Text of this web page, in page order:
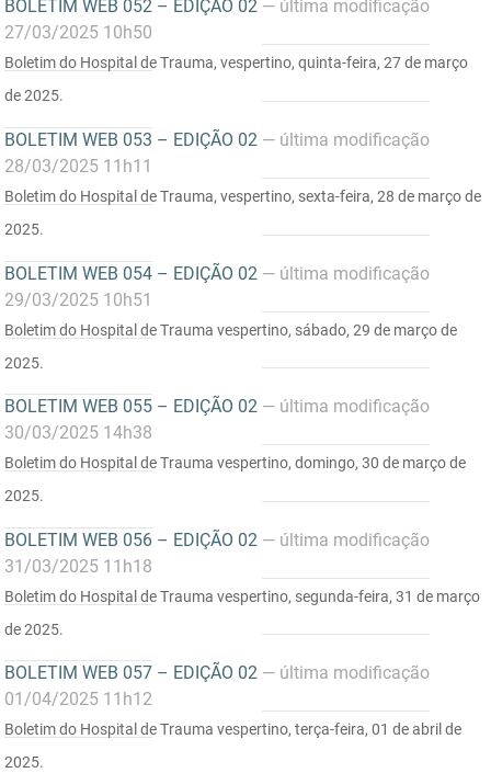
BOLETIM WEB 052 – EDIÇÃO 02 — última modificação
27/03/2025 10h50
Boletim do Hospital de Trauma, vespertino, quinta-feira, 27 de março
de 2025.
BOLETIM WEB 053 – EDIÇÃO 02 — última modificação
28/03/2025 11h11
Boletim do Hospital de Trauma, vespertino, sexta-feira, 28 de março de
2025.
BOLETIM WEB 054 – EDIÇÃO 02 — última modificação
29/03/2025 10h51
Boletim do Hospital de Trauma vespertino, sábado, 29 de março de
2025.
BOLETIM WEB 055 – EDIÇÃO 02 — última modificação
30/03/2025 14h38
Boletim do Hospital de Trauma vespertino, domingo, 30 de março de
2025.
BOLETIM WEB 056 – EDIÇÃO 02 — última modificação
31/03/2025 11h18
Boletim do Hospital de Trauma vespertino, segunda-feira, 31 de março
de 2025.
BOLETIM WEB 057 – EDIÇÃO 02 — última modificação
01/04/2025 11h12
Boletim do Hospital de Trauma vespertino, terça-feira, 01 de abril de
2025.